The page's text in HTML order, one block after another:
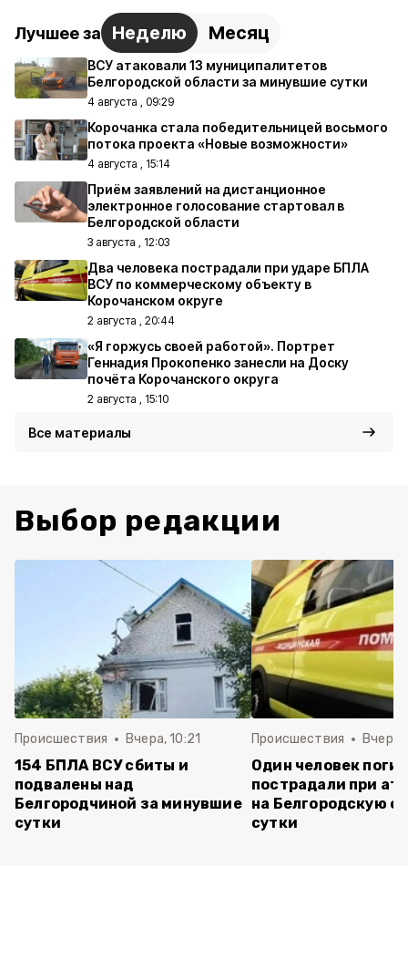
Лучшее за Неделю Месяц
ВСУ атаковали 13 муниципалитетов
Белгородской области за минувшие сутки
4 августа , 09:29
Корочанка стала победительницей восьмого
потока проекта «Новые возможности»
4 августа , 15:14
Приём заявлений на дистанционное
электронное голосование стартовал в
Белгородской области
3 августа , 12:03
Два человека пострадали при ударе БПЛА
ВСУ по коммерческому объекту в
Корочанском округе
2 августа , 20:44
«Я горжусь своей работой». Портрет
Геннадия Прокопенко занесли на Доску
почёта Корочанского округа
2 августа , 15:10
Все материалы
Выбор редакции
Происшествия Вчера, 10:21
154 БПЛА ВСУ сбиты и
подвалены над
Белгородчиной за минувшие
сутки
Происшествия Вчера,
Один человек
пострадали при
на Белгородскую
сутки